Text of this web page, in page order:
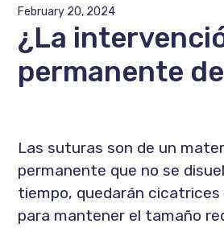
February 20, 2024
¿La
permanente de
Las suturas son de un
permanente que no se
tiempo, quedarán
para mantener el tamaño